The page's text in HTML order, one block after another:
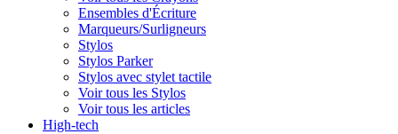
Ensembles d'Écriture
Marqueurs/Surligneurs
Stylos
Stylos Parker
Stylos avec stylet tactile
Voir tous les Stylos
Voir tous les articles
High-tech